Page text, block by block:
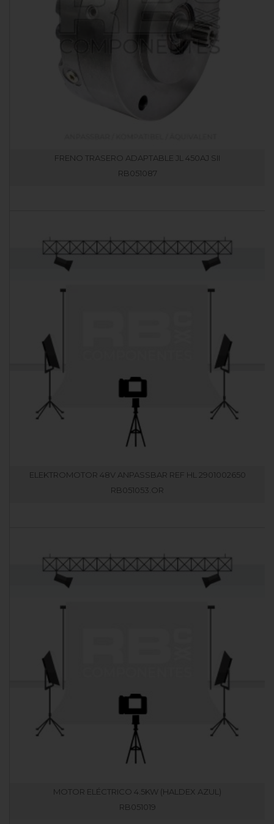
FRENO TRASERO ADAPTABLE JL 450AJ SII
RB051087
ELEKTROMOTOR 48V ANPASSBAR REF HL 2901002650
RB051053.OR
MOTOR ELÉCTRICO 4.5KW (HALDEX AZUL)
RB051019